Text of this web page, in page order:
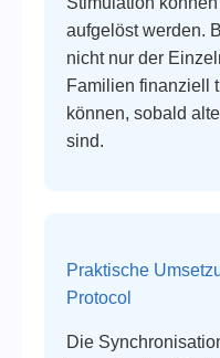
aufgelöst werden.
nicht nur der
Familien finanziell
können, sobald
sind.
Praktische
Protocol
Die